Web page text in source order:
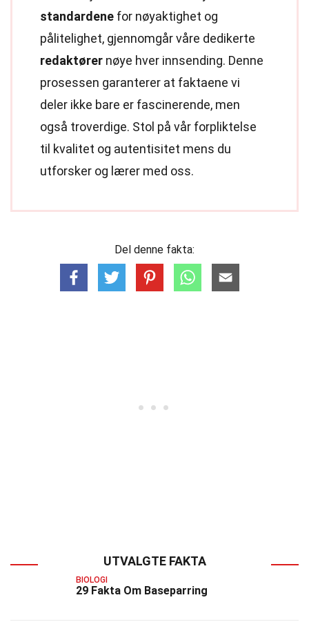
standardene for nøyaktighet og
pålitelighet, gjennomgår våre dedikerte
redaktører nøye hver innsending. Denne
prosessen garanterer at faktaene vi
deler ikke bare er fascinerende, men
også troverdige. Stol på vår forpliktelse
til kvalitet og autentisitet mens du
utforsker og lærer med oss.
Del denne fakta:
UTVALGTE FAKTA
BIOLOGI
29 Fakta Om Baseparring